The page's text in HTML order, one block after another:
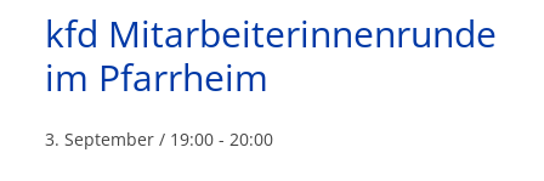
kfd Mitarbeiterinnenrunde
im Pfarrheim
3. September / 19:00 - 20:00